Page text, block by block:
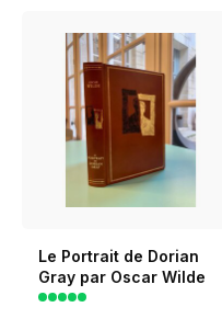
Le Portrait de Dorian
Gray par Oscar Wilde